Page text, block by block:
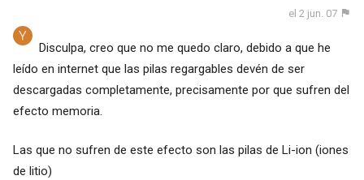
el 2 jun. 07
Disculpa, creo que no me quedo claro, debido a que he
leído en internet que las pilas regargables devén de ser
descargadas completamente, precisamente por que sufren del
efecto memoria.
Las que no sufren de este efecto son las pilas de Li-ion (iones
de litio)